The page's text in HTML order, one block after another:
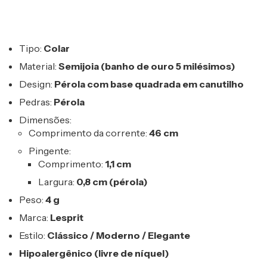
Tipo: Colar
Material: Semijoia (banho de ouro 5 milésimos)
Design: Pérola com base quadrada em canutilho
Pedras: Pérola
Dimensões:
Comprimento da corrente: 46 cm
Pingente:
Comprimento: 1,1 cm
Largura: 0,8 cm (pérola)
Peso: 4 g
Marca: Lesprit
Estilo: Clássico / Moderno / Elegante
Hipoalergênico (livre de níquel)